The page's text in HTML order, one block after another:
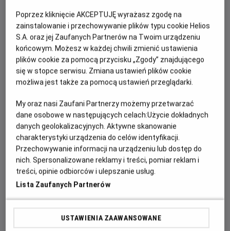
Keenen Ivory Wayans,
Marlon Wayans, Shawn
Wayans
OBSADA
Anna Faris, Marlon Wayans, Shawn Wayans, Regina Hall
Dwadzieścia sześć lat po tym, jak udało im się uciec przed
podejrzanie znajomym zamaskowanym zabójcą, stała ekipa
z serii STRASZNYCH FILMÓW znów znalazła się na
celowniku mordercy i żadna seria horrorów nie jest
bezpieczna.
Bracia Wayans (Marlon i Shawn), Anna Faris i Regina Hall
ponownie łączą siły w filmie STRASZNY FILM gdzie wraz z
powracającymi ulubieńcami i nowymi twarzami rozpruwają
na strzępy rebooty, remaki, requele, prequele, sequele,
spin-offy, horrory z wyższej półki, historie oryginalne,
wszystko, co zawiera słowo „dziedzictwo” oraz każdy
„ostatni rozdział”, który absolutnie nie jest ostatni.
Nic nie jest święte. Żaden motyw nie przetrwa. Każda
Poprzez kliknięcie AKCEPTUJĘ wyrażasz zgodę na
zainstalowanie i przechowywanie plików typu cookie Helios
S.A. oraz jej Zaufanych Partnerów na Twoim urządzeniu
końcowym. Możesz w każdej chwili zmienić ustawienia
plików cookie za pomocą przycisku „Zgody” znajdującego
się w stopce serwisu. Zmiana ustawień plików cookie
możliwa jest także za pomocą ustawień przeglądarki.
My oraz nasi Zaufani Partnerzy możemy przetwarzać
dane osobowe w następujących celach:Użycie dokładnych
danych geolokalizacyjnych. Aktywne skanowanie
charakterystyki urządzenia do celów identyfikacji.
Przechowywanie informacji na urządzeniu lub dostęp do
nich. Spersonalizowane reklamy i treści, pomiar reklam i
treści, opinie odbiorców i ulepszanie usług.
Lista Zaufanych Partnerów
USTAWIENIA ZAAWANSOWANE